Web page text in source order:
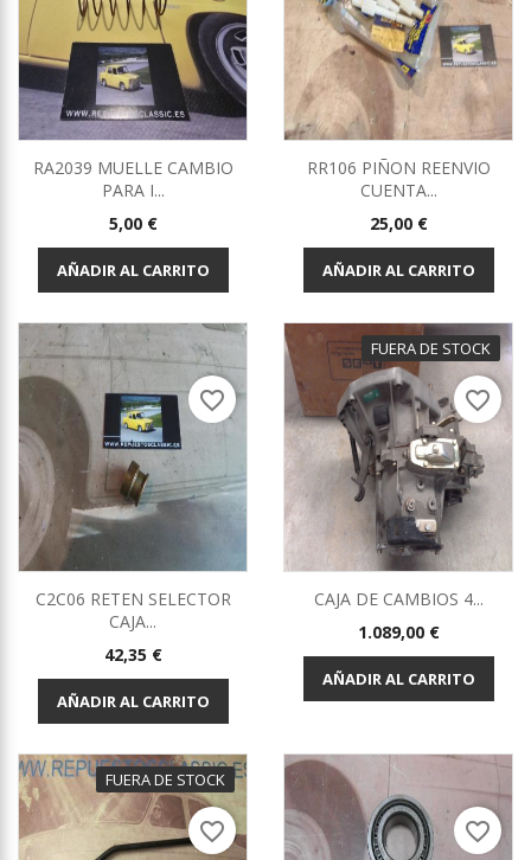
RA2039 MUELLE CAMBIO
PARA I...
Precio
5,00 €
AÑADIR AL CARRITO
RR106 PIÑON REENVIO
CUENTA...
Precio
25,00 €
AÑADIR AL CARRITO
C2C06 RETEN SELECTOR
CAJA...
Precio
42,35 €
AÑADIR AL CARRITO
favorite_border
FUERA DE STOCK
CAJA DE CAMBIOS 4...
Precio
1.089,00 €
AÑADIR AL CARRITO
favorite_border
FUERA DE STOCK
favorite_border favorite_border